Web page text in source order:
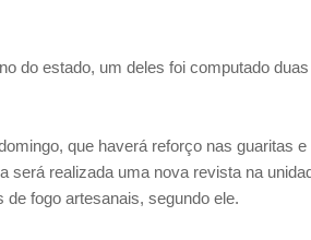
do estado, um deles foi computado duas
que haverá reforço nas guaritas e
será realizada uma nova revista na
fogo artesanais, segundo ele.